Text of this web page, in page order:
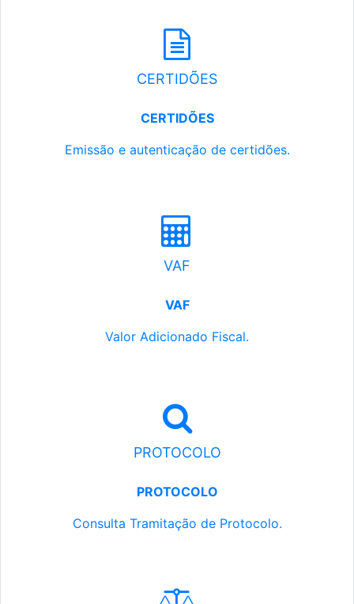
CERTIDÕES
CERTIDÕES
Emissão e autenticação de certidões.
VAF
VAF
Valor Adicionado Fiscal.
PROTOCOLO
PROTOCOLO
Consulta Tramitação de Protocolo.